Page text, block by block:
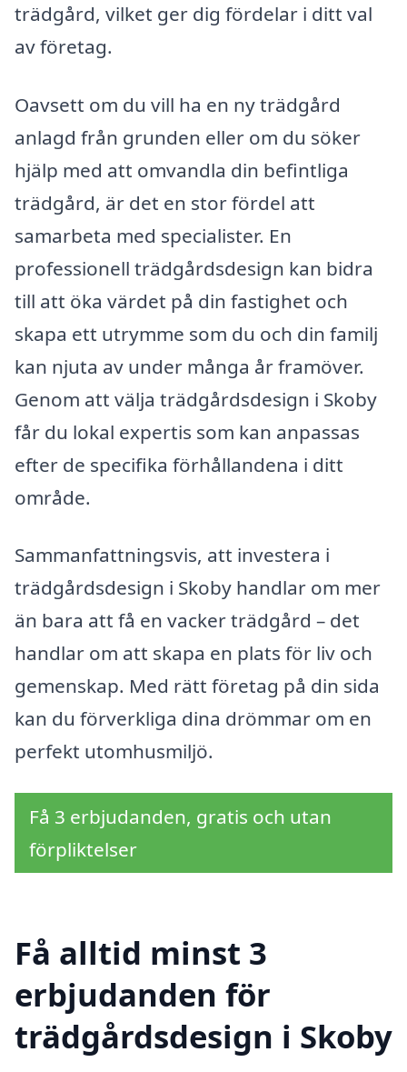
trädgård, vilket ger dig fördelar i ditt val
av företag.
Oavsett om du vill ha en ny trädgård
anlagd från grunden eller om du söker
hjälp med att omvandla din befintliga
trädgård, är det en stor fördel att
samarbeta med specialister. En
professionell trädgårdsdesign kan bidra
till att öka värdet på din fastighet och
skapa ett utrymme som du och din familj
kan njuta av under många år framöver.
Genom att välja trädgårdsdesign i Skoby
får du lokal expertis som kan anpassas
efter de specifika förhållandena i ditt
område.
Sammanfattningsvis, att investera i
trädgårdsdesign i Skoby handlar om mer
än bara att få en vacker trädgård – det
handlar om att skapa en plats för liv och
gemenskap. Med rätt företag på din sida
kan du förverkliga dina drömmar om en
perfekt utomhusmiljö.
Få 3 erbjudanden, gratis och utan
förpliktelser
Få alltid minst 3
erbjudanden för
trädgårdsdesign i Skoby